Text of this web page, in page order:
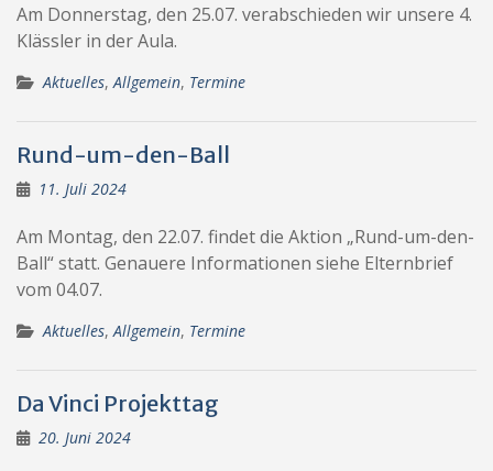
Am Donnerstag, den 25.07. verabschieden wir unsere 4.
Klässler in der Aula.
Aktuelles,Allgemein, Termine
Rund-um-den-Ball
11. Juli 2024
Am Montag, den 22.07. findet die Aktion „Rund-um-den-
Ball“ statt. Genauere Informationen siehe Elternbrief
vom 04.07.
Aktuelles,Allgemein, Termine
Da Vinci Projekttag
20. Juni 2024